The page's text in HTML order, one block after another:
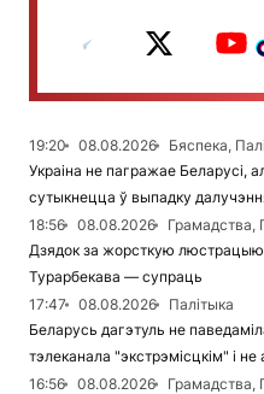
19:20 08.08.2026
Бяспека,
Украіна не пагражае Беларусі,
сутыкнецца ў выпадку
18:56
08.08.2026
Грамадства,
Дзядок за жорсткую
Турарбекава — супраць
17:47
08.08.2026
Палітыка
Беларусь дагэтуль не
тэлеканала "экстрэмісцкім" і
16:56
08.08.2026
Грамадства,